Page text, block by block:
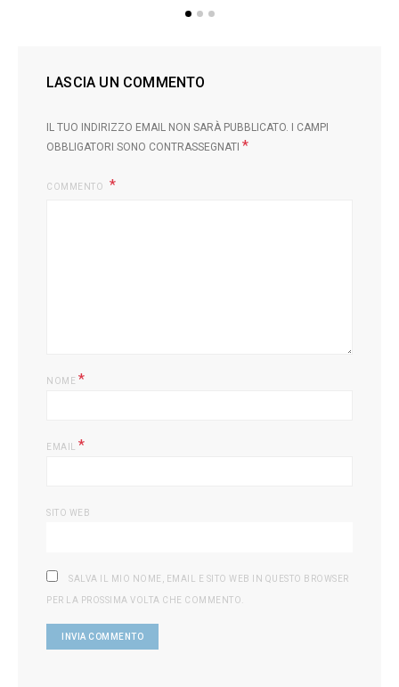
LASCIA UN COMMENTO
IL TUO INDIRIZZO EMAIL NON SARÀ PUBBLICATO.
I CAMPI
OBBLIGATORI SONO CONTRASSEGNATI *
COMMENTO
NOME *
EMAIL *
SITO WEB
SALVA IL MIO NOME, EMAIL E SITO WEB IN QUESTO BROWSER
PER LA PROSSIMA VOLTA CHE COMMENTO.